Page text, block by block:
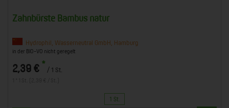
Zahnbürste Bambus natur
Hydrophil, Wasserneutral GmbH, Hamburg
in der BIO-VO nicht geregelt
2,39 € * / 1 St.
1 St.